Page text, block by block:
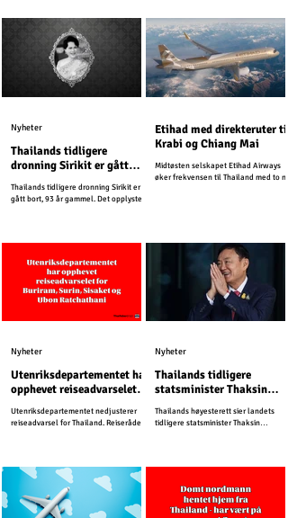
Thailands tidligere
dronning Sirikit er gått
Thailands tidligere dronning Sirikit er
gått bort, 93 år gammel. Det opplyste
Nyheter
Etihad med direkteruter til
Krabi og Chiang Mai
Midtøsten selskapet Etihad Airways
øker frekvensen til Thailand med to
Utenriksdepartementet har
opphevet reiseadvarselet
og Ubon Ratchathani
Utenriksdepartementet nedjusterer
reiseadvarsel for Thailand. Reiserådet
Nyheter
Thailands tidligere
statsminister Thaksin
i fengsel
Thailands høyesterett sier landets
tidligere statsminister Thaksin
Nyheter